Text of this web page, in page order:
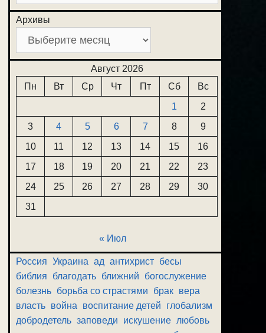
Архивы
Август 2026
Пн
Вт Ср Чт Пт Сб
Вс
1
2
3
4 5 6 7 8
9
10
11 12 13 14 15
16
17
18 19 20 21 22
23
24
25 26 27 28 29
30
31
« Июл
Россия Украина ад антихрист бесы
библия
благодать ближний
богослужение
болезнь борьба со страстями брак вера
власть война воспитание детей
глобализм
добродетель заповеди искушение любовь